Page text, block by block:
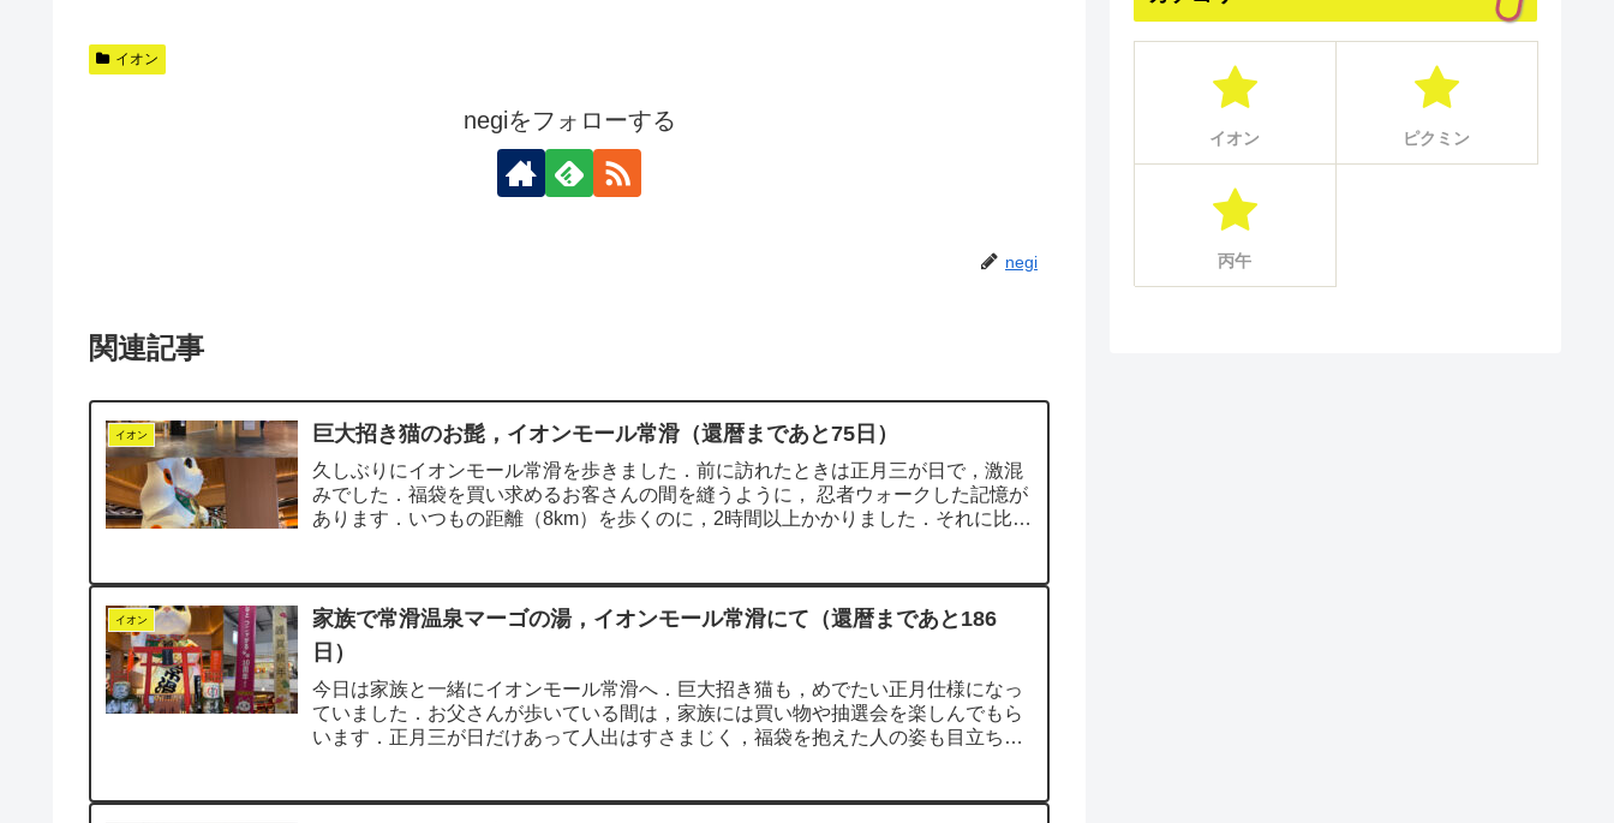
イオン
negiをフォローする
negi
関連記事
イオン 巨大招き猫のお髭，イオンモール常滑（還暦まであと75日）
久しぶりにイオンモール常滑を歩きました．前に訪れたときは正月三が日で，激混
みでした．福袋を買い求めるお客さんの間を縫うように， 忍者ウォークした記憶が
あります．いつもの距離（8km）を歩くのに，2時間以上かかりました．それに比べ
イオン
家族で常滑温泉マーゴの湯，イオンモール常滑にて（還暦まであと186
日）
今日は家族と一緒にイオンモール常滑へ．巨大招き猫も，めでたい正月仕様になっ
ていました．お父さんが歩いている間は，家族には買い物や抽選会を楽しんでもら
います．正月三が日だけあって人出はすさまじく，福袋を抱えた人の姿も目立ちま
イオン ピクミン
丙午